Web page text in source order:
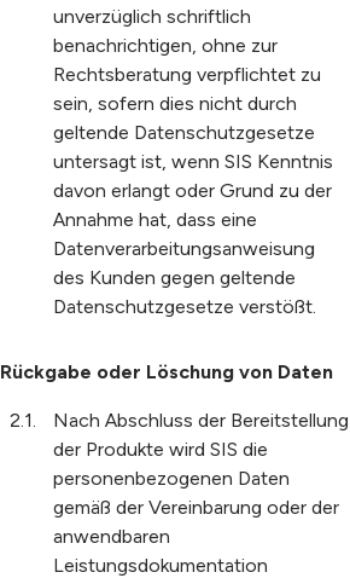
unverzüglich schriftlich
benachrichtigen, ohne zur
Rechtsberatung verpflichtet zu
sein, sofern dies nicht durch
geltende Datenschutzgesetze
untersagt ist, wenn SIS Kenntnis
davon erlangt oder Grund zu der
Annahme hat, dass eine
Datenverarbeitungsanweisung
des Kunden gegen geltende
Datenschutzgesetze verstößt.
Rückgabe oder Löschung von Daten
Nach Abschluss der Bereitstellung
der Produkte wird SIS die
personenbezogenen Daten
gemäß der Vereinbarung oder der
anwendbaren
Leistungsdokumentation